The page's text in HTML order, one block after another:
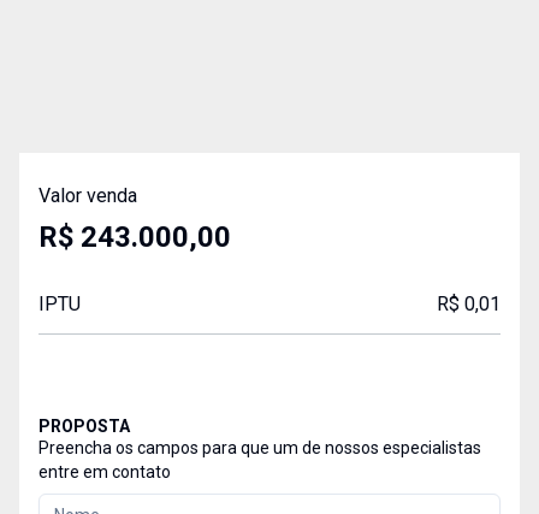
Valor venda
R$ 243.000,00
IPTU R$ 0,01
PROPOSTA
Preencha os campos para que um de nossos especialistas
entre em contato